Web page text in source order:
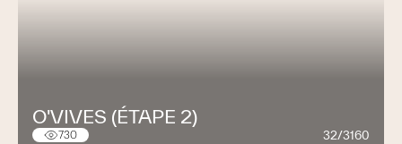
O'VIVES (ÉTAPE 2)
730 32/3160